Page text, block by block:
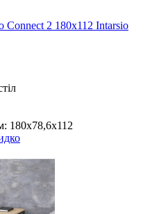
2 180х112 Intarsio
180х78,6х112